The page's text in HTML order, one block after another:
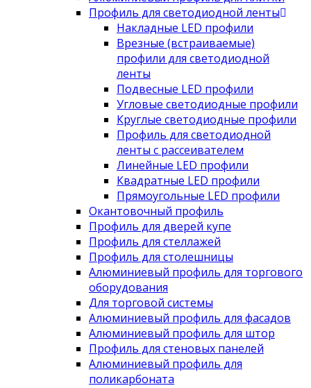
Профиль для светодиодной ленты
Накладные LED профили
Врезные (встраиваемые)
профили для светодиодной
ленты
Подвесные LED профили
Угловые светодиодные профили
Круглые светодиодные профили
Профиль для светодиодной
ленты с рассеивателем
Линейные LED профили
Квадратные LED профили
Прямоугольные LED профили
Окантовочный профиль
Профиль для дверей купе
Профиль для стеллажей
Профиль для столешницы
Алюминиевый профиль для торгового
оборудования
Для торговой системы
Алюминиевый профиль для фасадов
Алюминиевый профиль для штор
Профиль для стеновых панелей
Алюминиевый профиль для
поликарбоната